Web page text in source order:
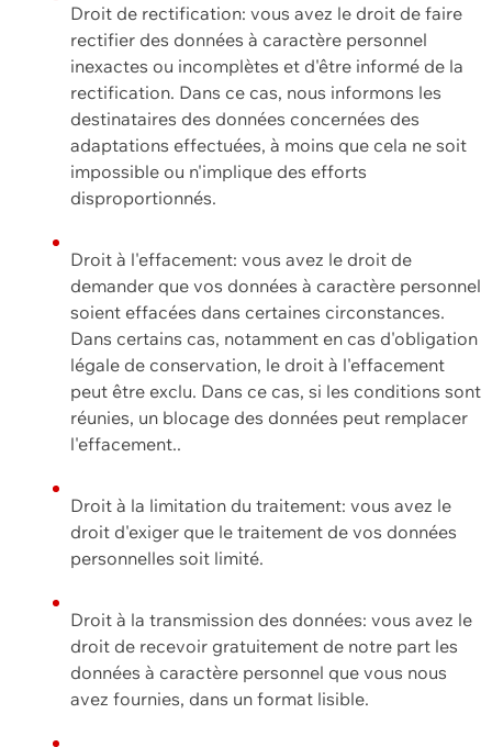
Droit de rectification: vous avez le droit de faire
rectifier des données à caractère personnel
inexactes ou incomplètes et d'être informé de la
rectification. Dans ce cas, nous informons les
destinataires des données concernées des
adaptations effectuées, à moins que cela ne soit
impossible ou n'implique des efforts
disproportionnés.
Droit à l'effacement: vous avez le droit de
demander que vos données à caractère personnel
soient effacées dans certaines circonstances.
Dans certains cas, notamment en cas d'obligation
légale de conservation, le droit à l'effacement
peut être exclu. Dans ce cas, si les conditions sont
réunies, un blocage des données peut remplacer
l'effacement..
Droit à la limitation du traitement: vous avez le
droit d'exiger que le traitement de vos données
personnelles soit limité.
Droit à la transmission des données: vous avez le
droit de recevoir gratuitement de notre part les
données à caractère personnel que vous nous
avez fournies, dans un format lisible.